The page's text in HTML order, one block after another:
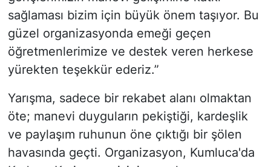
sağlaması bizim için büyük önem taşıyor. Bu
güzel organizasyonda emeği geçen
öğretmenlerimize ve destek veren herkese
yürekten teşekkür ederiz.”
Yarışma, sadece bir rekabet alanı olmaktan
öte; manevi duyguların pekiştiği, kardeşlik
ve paylaşım ruhunun öne çıktığı bir şölen
havasında geçti. Organizasyon, Kumluca'da